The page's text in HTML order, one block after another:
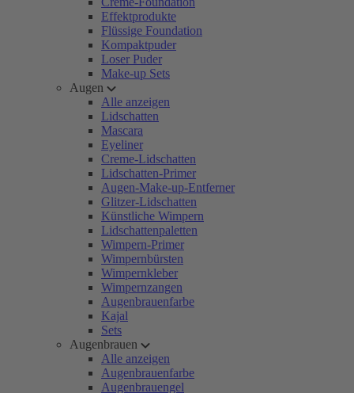
Effektprodukte
Flüssige Foundation
Kompaktpuder
Loser Puder
Make-up Sets
Augen
Alle anzeigen
Lidschatten
Mascara
Eyeliner
Creme-Lidschatten
Lidschatten-Primer
Augen-Make-up-Entferner
Glitzer-Lidschatten
Künstliche Wimpern
Lidschattenpaletten
Wimpern-Primer
Wimpernbürsten
Wimpernkleber
Wimpernzangen
Augenbrauenfarbe
Kajal
Sets
Augenbrauen
Alle anzeigen
Augenbrauenfarbe
Augenbrauengel